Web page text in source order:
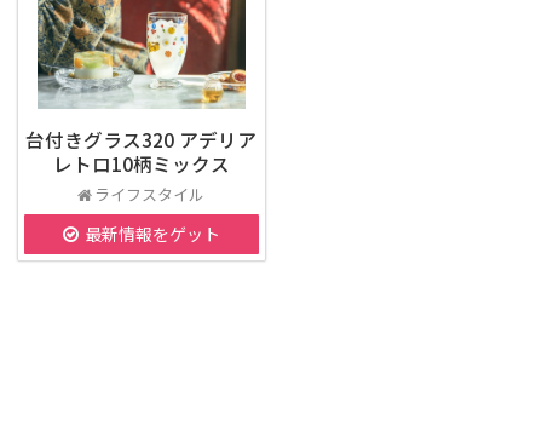
台付きグラス320 アデリア
レトロ10柄ミックス
ライフスタイル
最新情報をゲット